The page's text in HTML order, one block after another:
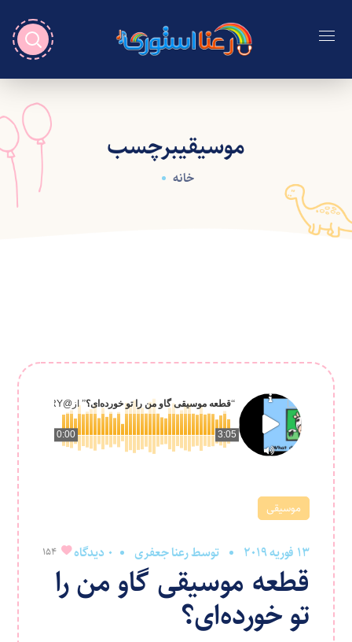
موسیقیبرچسب
خانه
0:00 3:05
“قطعه موسیقی گاو من را تو خورده‌ای؟” از @RANASTORY
موسیقی
13 فوریه 2019 توسطرعنا جعفری 0 دیدگاه 154
قطعه موسیقی گاو من را
تو خورده‌ای؟